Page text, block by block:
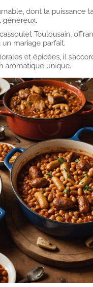
dont la puissance
généreux.
Toulousain,
mariage parfait.
et épicées, il
aromatique unique.